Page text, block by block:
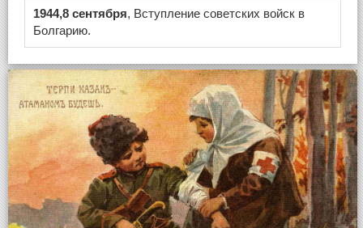
1944,8 сентября, Вступление советских войск в
Болгарию.